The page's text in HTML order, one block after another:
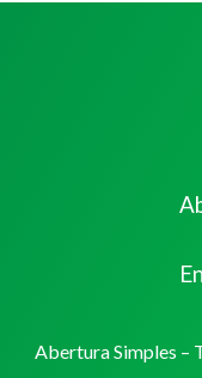
Abertura Simples –